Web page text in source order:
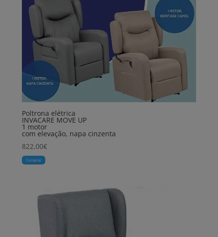
Poltrona elétrica
INVACARE MOVE UP
1 motor
com elevação, napa cinzenta
822,00€
Comprar